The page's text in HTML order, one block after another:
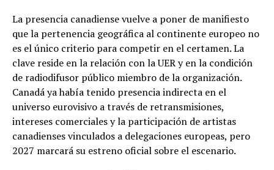
La presencia canadiense vuelve a poner de manifiesto
que la pertenencia geográfica al continente europeo no
es el único criterio para competir en el certamen. La
clave reside en la relación con la UER y en la condición
de radiodifusor público miembro de la organización.
Canadá ya había tenido presencia indirecta en el
universo eurovisivo a través de retransmisiones,
intereses comerciales y la participación de artistas
canadienses vinculados a delegaciones europeas, pero
2027 marcará su estreno oficial sobre el escenario.